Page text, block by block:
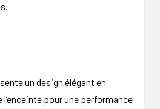
un design élégant en
pour une performance